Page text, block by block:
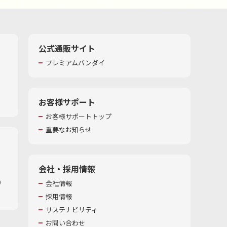
公式通販サイト
プレミアムバンダイ
お客様サポート
お客様サポートトップ
重要なお知らせ
会社・採用情報
会社情報
採用情報
サステナビリティ
お問い合わせ